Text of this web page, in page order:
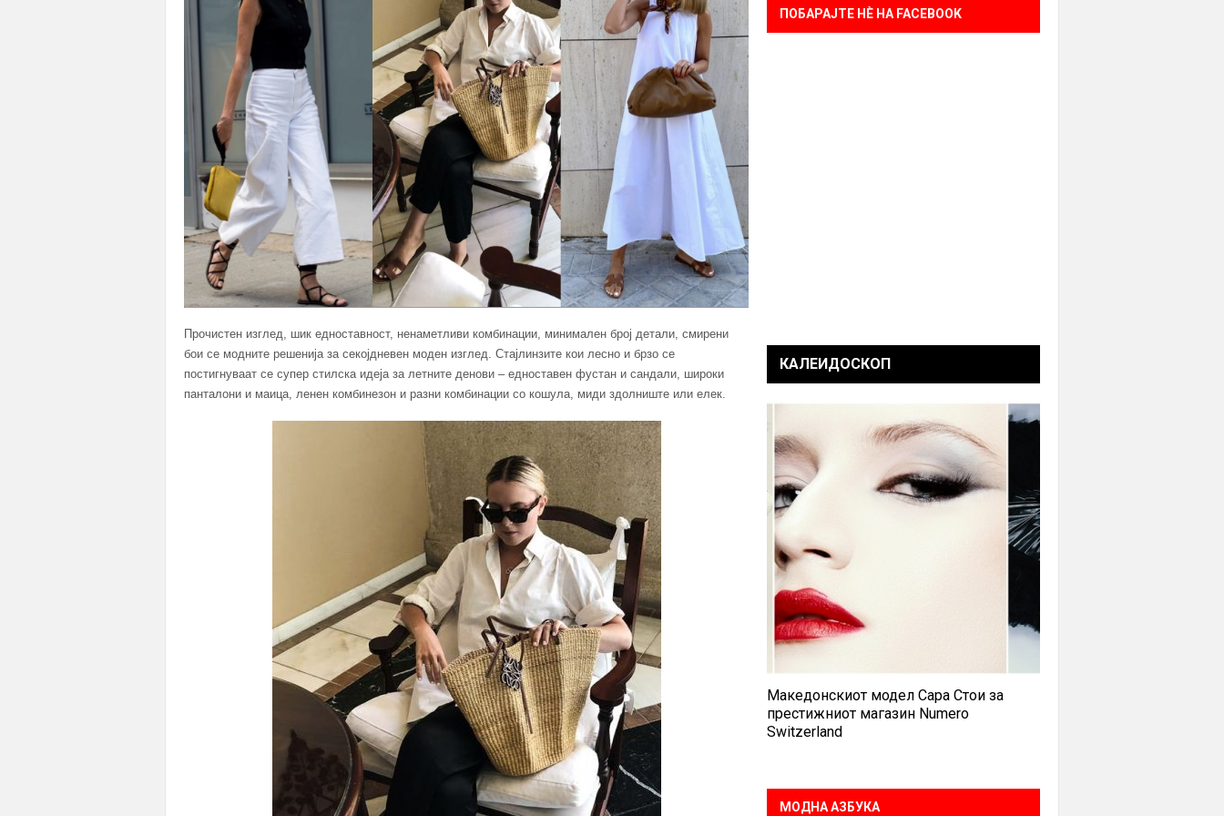
Прочистен изглед, шик едноставност, ненаметливи комбинации, минимален број детали, смирени
бои се модните решенија за секојдневен моден изглед. Стајлинзите кои лесно и брзо се
постигнуваат се супер стилска идеја за летните денови – едноставен фустан и сандали, широки
панталони и маица, ленен комбинезон и разни комбинации со кошула, миди здолниште или елек.
ПОБАРАЈТЕ НÈ НА FACEBOOK
КАЛЕИДОСКОП
Македонскиот модел Сара Стои за
престижниот магазин Numero
Switzerland
МОДНА АЗБУКА